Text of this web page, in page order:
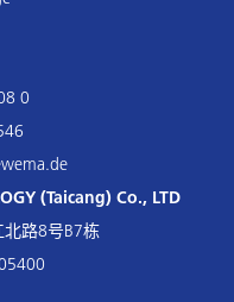
0
(Taicang) Co., LTD
路8号B7栋